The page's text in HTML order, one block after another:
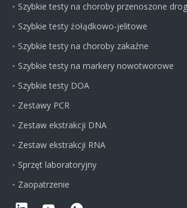
Szybkie testy na choroby przenoszone
Szybkie testy żołądkowo-jelitowe
Szybkie testy na choroby zakaźne
Szybkie testy na markery nowotworowe
Szybkie testy DOA
Zestawy PCR
Zestaw ekstrakcji DNA
Zestaw ekstrakcji RNA
Sprzęt laboratoryjny
Zaopatrzenie